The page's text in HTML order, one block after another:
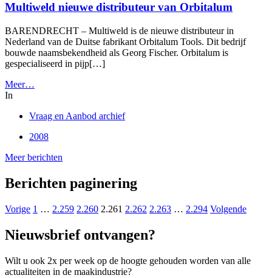
Multiweld nieuwe distributeur van Orbitalum
BARENDRECHT – Multiweld is de nieuwe distributeur in
Nederland van de Duitse fabrikant Orbitalum Tools. Dit bedrijf
bouwde naamsbekendheid als Georg Fischer. Orbitalum is
gespecialiseerd in pijp[…]
Meer…
In
Vraag en Aanbod archief
2008
Meer berichten
Berichten paginering
Vorige 1 … 2.259 2.260 2.261 2.262 2.263 … 2.294 Volgende
Nieuwsbrief ontvangen?
Wilt u ook 2x per week op de hoogte gehouden worden van alle
actualiteiten in de maakindustrie?